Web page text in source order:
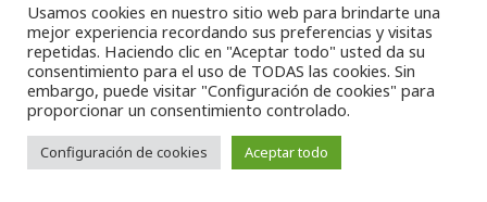
mercados públicos,mesas de trabajo,metas,Mexico
Micro empresas,micro empresas,microempresarios
Miguel Hidalgo,mipymes,modernos, necesidades
negocio,negocio propio,nuevo,objetivos
operación,organización, pequeñas,potenciados
Presidenta de la Comisión de Vigilancia y Evaluación
Usamos cookies en nuestro sitio web para brindarte una
mejor experiencia recordando sus preferencias y visitas
repetidas. Haciendo clic en "Aceptar todo" usted da su
consentimiento para el uso de TODAS las cookies. Sin
embargo, puede visitar "Configuración de cookies" para
proporcionar un consentimiento controlado.
Configuración de cookies Aceptar todo